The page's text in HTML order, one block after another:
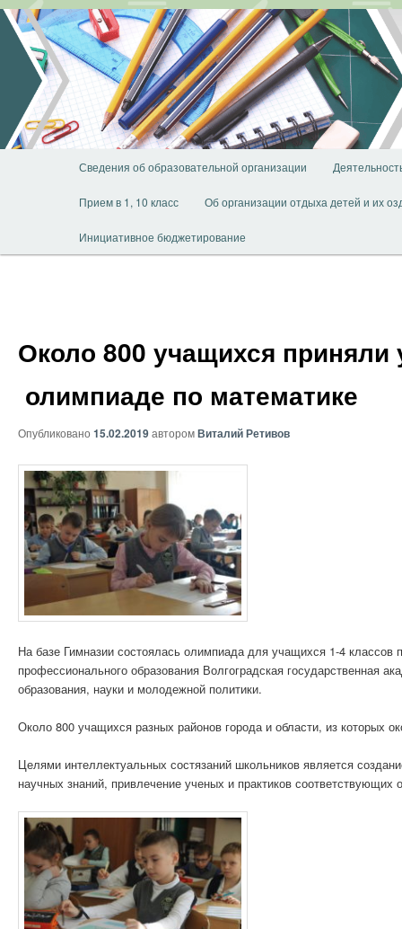
Перейти
основному
содержимому
Сведения об образовательной организации
Прием в 1, 10 класс Об организации отдыха детей и их
Инициативное бюджетирование
Около 800 учащихся приняли
олимпиаде по математике
Опубликовано 15.02.2019авторомВиталий Ретивов
На базе Гимназии состоялась олимпиада для учащихся 1-4
профессионального образования Волгоградская государственная
образования, науки и молодежной политики.
Около 800 учащихся разных районов города и области, из которых
Целями интеллектуальных состязаний школьников является
научных знаний, привлечение ученых и практиков